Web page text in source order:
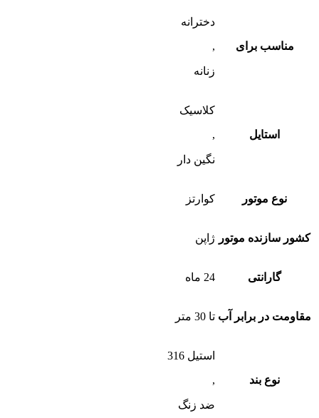
مناسب برای
دخترانه
,
زنانه
استایل
کلاسیک
,
نگین دار
نوع موتور کوارتز
کشور سازنده موتور ژاپن
گارانتی 24 ماه
مقاومت در برابر آب تا 30 متر
نوع بند
استیل 316
,
ضد زنگ